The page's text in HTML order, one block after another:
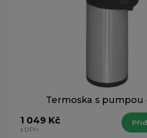
Termoska s pumpou
1 049 Kč
s DPH